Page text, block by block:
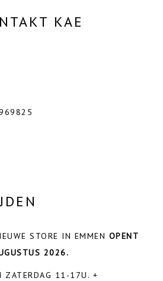
KAE
STORE IN EMMEN OPENT
2026.
ZATERDAG 11-17U. +